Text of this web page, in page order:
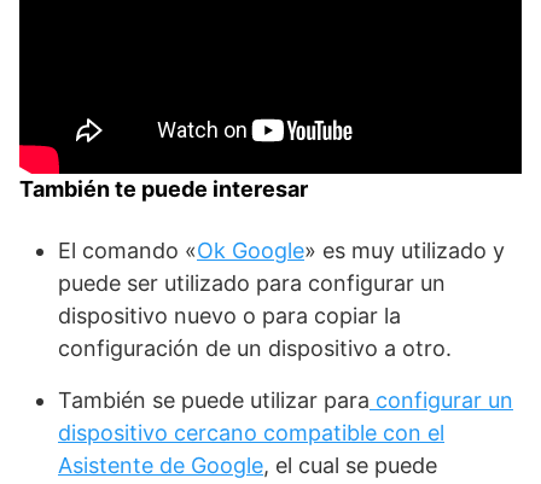
También te puede interesar
El comando «Ok Google» es muy utilizado y
puede ser utilizado para configurar un
dispositivo nuevo o para copiar la
configuración de un dispositivo a otro.
También se puede utilizar para configurar un
dispositivo cercano compatible con el
Asistente de Google, el cual se puede